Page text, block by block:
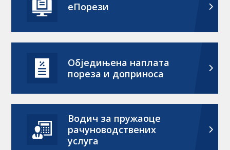
еПорези
Обједињена наплата
пореза и доприноса
Водич за пружаоце
рачуноводствених
услуга